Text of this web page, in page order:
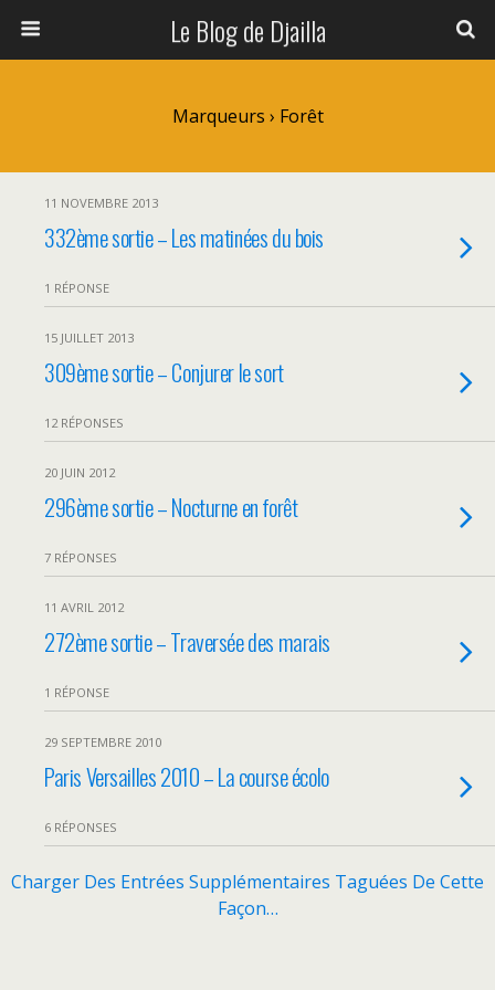
Le Blog de Djailla
Marqueurs › Forêt
11 NOVEMBRE 2013
332ème sortie – Les matinées du bois
1 RÉPONSE
15 JUILLET 2013
309ème sortie – Conjurer le sort
12 RÉPONSES
20 JUIN 2012
296ème sortie – Nocturne en forêt
7 RÉPONSES
11 AVRIL 2012
272ème sortie – Traversée des marais
1 RÉPONSE
29 SEPTEMBRE 2010
Paris Versailles 2010 – La course écolo
6 RÉPONSES
Charger Des Entrées Supplémentaires Taguées De Cette
Façon…